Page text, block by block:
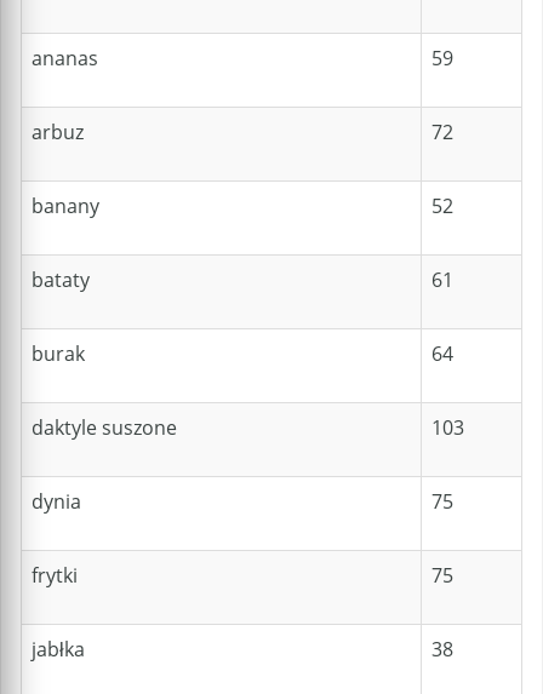
ananas 59
arbuz 72
banany 52
bataty 61
burak 64
daktyle suszone 103
dynia 75
frytki 75
jabłka 38